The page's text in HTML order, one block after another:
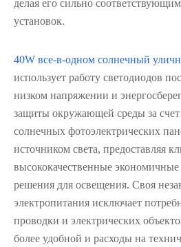
делая его сильно
установок.
40W все-в-одном солнечный
использует работу светодиодов
низком напряжении и
защиты окружающей среды за
солнечных фотоэлектрических
источником света, предоставляя
высококачественные
решения для освещения. Своя
электропитания исключает
проводки и электрических
более удобной и расходы на